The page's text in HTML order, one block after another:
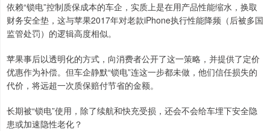
依赖“锁电”控制质保成本的车企，实质上是在用产品性能缩水，换取
财务安全垫，这与苹果2017年对老款iPhone执行性能降频（后被多国
监管处罚）的逻辑高度相似。
苹果事后以透明化的方式，向消费者公开了这一策略，并提供了定价
优惠作为补偿。但车企静默“锁电”连这一步都未做，他们信任损失的
代价，将远超一次质保赔付节省的金额。
长期被“锁电”使用，除了续航和快充受损，还会不会给车埋下安全隐
患或加速隐性老化？